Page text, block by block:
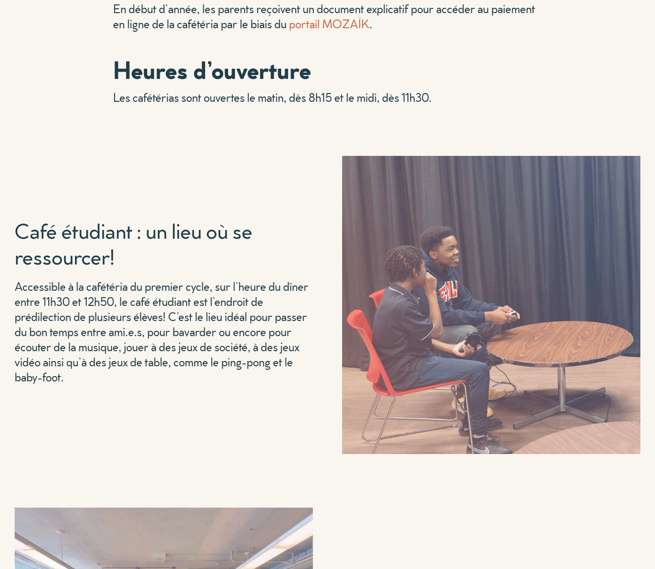
En début d’année, les parents reçoivent un document explicatif pour accéder au paiement
en ligne de la cafétéria par le biais du portail MOZAÏK.
Heures d’ouverture
Les cafétérias sont ouvertes le matin, dès 8h15 et le midi, dès 11h30.
Café étudiant : un lieu où se
ressourcer!
Accessible à la cafétéria du premier cycle, sur l’heure du dîner
entre 11h30 et 12h50, le café étudiant est l’endroit de
prédilection de plusieurs élèves! C’est le lieu idéal pour passer
du bon temps entre ami.e.s, pour bavarder ou encore pour
écouter de la musique, jouer à des jeux de société, à des jeux
vidéo ainsi qu’à des jeux de table, comme le ping-pong et le
baby-foot.